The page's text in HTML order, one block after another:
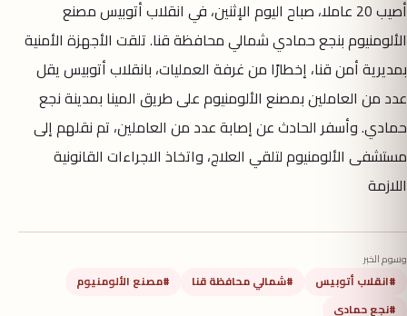
أصيب 20 عاملا، صباح اليوم الإثنين، في انقلاب أتوبيس مصنع
الألومنيوم بنجع حمادي شمالي محافظة قنا. تلقت الأجهزة الأمنية
بمديرية أمن قنا، إخطارًا من غرفة العمليات، بانقلاب أتوبيس يقل
عدد من العاملين بمصنع الألومنيوم على طريق المينا بمدينة نجع
حمادي. وأسفر الحادث عن إصابة عدد من العاملين، تم نقلهم إلى
مستشفى الألومنيوم لتلقي العلاج، واتخاذ الاجراءات القانونية
اللازمة
وسوم الخبر
#انقلاب أتوبيس #شمالي محافظة قنا
#مصنع الألومنيوم
#نجع حمادي